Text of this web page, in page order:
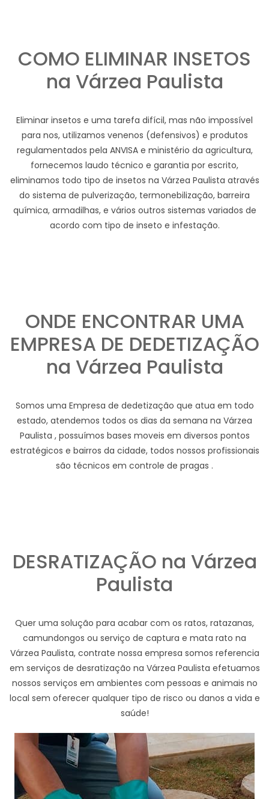
COMO ELIMINAR INSETOS
na Várzea Paulista
Eliminar insetos e uma tarefa difícil, mas não impossível
para nos, utilizamos venenos (defensivos) e produtos
regulamentados pela ANVISA e ministério da agricultura,
fornecemos laudo técnico e garantia por escrito,
eliminamos todo tipo de insetos na Várzea Paulista através
do sistema de pulverização, termonebilização, barreira
química, armadilhas, e vários outros sistemas variados de
acordo com tipo de inseto e infestação.
ONDE ENCONTRAR UMA
EMPRESA DE DEDETIZAÇÃO
na Várzea Paulista
Somos uma Empresa de dedetização que atua em todo
estado, atendemos todos os dias da semana na Várzea
Paulista , possuímos bases moveis em diversos pontos
estratégicos e bairros da cidade, todos nossos profissionais
são técnicos em controle de pragas .
DESRATIZAÇÃO na Várzea
Paulista
Quer uma solução para acabar com os ratos, ratazanas,
camundongos ou serviço de captura e mata rato na
Várzea Paulista, contrate nossa empresa somos referencia
em serviços de desratização na Várzea Paulista efetuamos
nossos serviços em ambientes com pessoas e animais no
local sem oferecer qualquer tipo de risco ou danos a vida e
saúde!